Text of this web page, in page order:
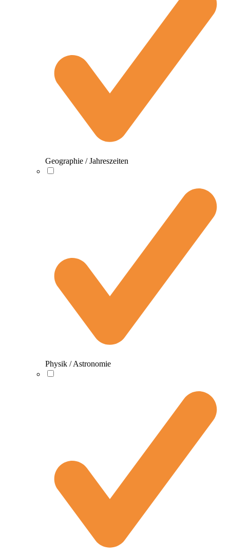
Geographie / Jahreszeiten
Physik / Astronomie